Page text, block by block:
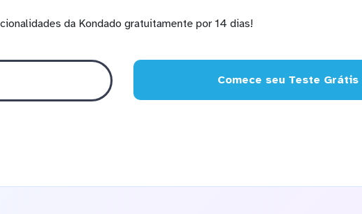
da Kondado gratuitamente por 14 dias!
Comece seu Teste Grátis